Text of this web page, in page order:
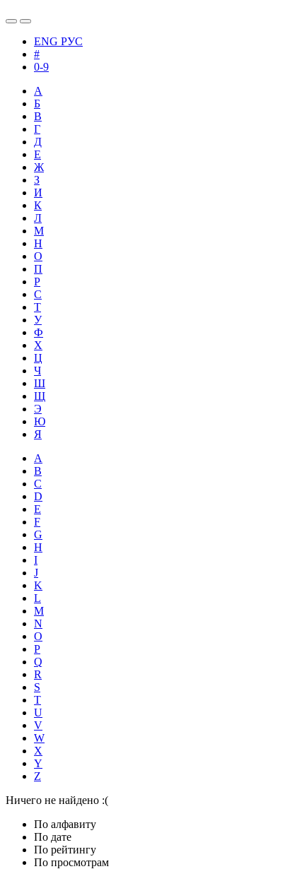
ENG РУС
#
0-9
А
Б
В
Г
Д
Е
Ж
З
И
К
Л
М
Н
О
П
Р
С
Т
У
Ф
Х
Ц
Ч
Ш
Щ
Э
Ю
Я
A
B
C
D
E
F
G
H
I
J
K
L
M
N
O
P
Q
R
S
T
U
V
W
X
Y
Z
Ничего не найдено :(
По алфавиту
По дате
По рейтингу
По просмотрам